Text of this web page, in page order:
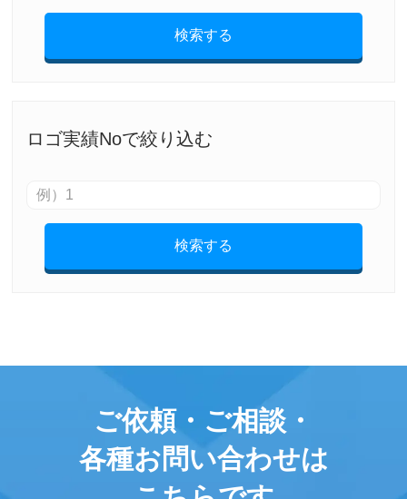
検索する
ロゴ実績Noで絞り込む
検索する
ご依頼・ご相談・
各種お問い合わせは